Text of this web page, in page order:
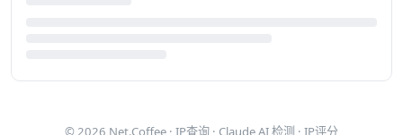
© 2026 Net.Coffee · IP查询 · Claude AI 检测 · IP评分